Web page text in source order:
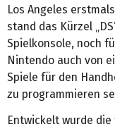
Los Angeles
stand das Kürzel
Spielkonsole, noch
Nintendo auch von
Spiele für den
zu programmieren
Entwickelt wurde